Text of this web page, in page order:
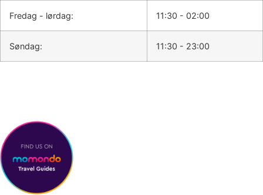
Fredag - lørdag: 11:30 - 02:00
Søndag: 11:30 - 23:00